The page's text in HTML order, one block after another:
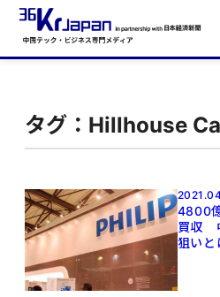
タグ：Hillhouse
4800
買収
狙いと